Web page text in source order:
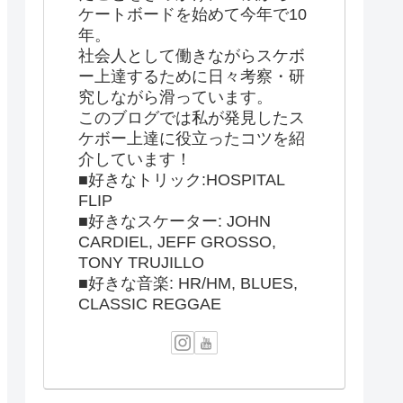
ケートボードを始めて今年で10
年。
社会人として働きながらスケボ
ー上達するために日々考察・研
究しながら滑っています。
このブログでは私が発見したス
ケボー上達に役立ったコツを紹
介しています！
■好きなトリック:HOSPITAL
FLIP
■好きなスケーター: JOHN
CARDIEL, JEFF GROSSO,
TONY TRUJILLO
■好きな音楽: HR/HM, BLUES,
CLASSIC REGGAE